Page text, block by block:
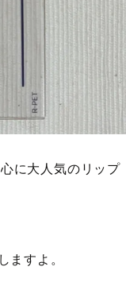
に大人気のリップ
ますよ。